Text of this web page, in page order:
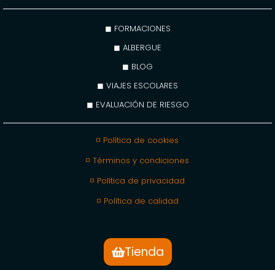
◼ FORMACIONES
◼ ALBERGUE
◼ BLOG
◼ VIAJES ESCOLARES
◼ EVALUACIÓN DE RIESGO
◽ Política de cookies
◽ Términos y condiciones
◽ Política de privacidad
◽ Política de calidad
Tienda